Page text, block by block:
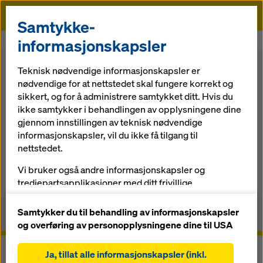
Doka
Doka Forskaling Forbruksartikler forskaling
Tilbake til oversikten Nettbutikk
Formoljer
Riktig formolje for alle bruksområder
Manualer, dokumenter og videoer
Samtykke-
informasjonskapsler
Teknisk nødvendige informasjonskapsler er
nødvendige for at nettstedet skal fungere korrekt og
sikkert, og for å administrere samtykket ditt. Hvis du
ikke samtykker i behandlingen av opplysningene dine
gjennom innstillingen av teknisk nødvendige
informasjonskapsler, vil du ikke få tilgang til
nettstedet.
Vi bruker også andre informasjonskapsler og
tredjepartsapplikasjoner med ditt frivillige
nettstedet vårt fungerer optimalt, spesielt
løpende forbedring av funksjonaliteten på
nettstedet vårt (funksjonelle og statistiske
informasjonskapsler),
Samtykker du til behandling av informasjonskapsler
og overføring av personopplysningene dine til USA
Ja, tillat alle informasjonskapsler (inkl.